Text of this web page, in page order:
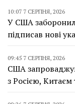
10:07 7 СЕРПНЯ, 2026
У США
підписав нові
09:45 7 СЕРПНЯ, 2026
США
з Росією, Китаєм